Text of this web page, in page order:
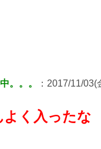
。。。
：2017/11/
く入ったな